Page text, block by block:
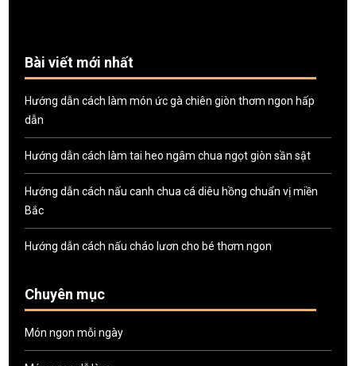
Bài viết mới nhất
Hướng dẫn cách làm món ức gà chiên giòn thơm ngon hấp
dẫn
Hướng dẫn cách làm tai heo ngâm chua ngọt giòn sần sật
Hướng dẫn cách nấu canh chua cá diêu hồng chuẩn vị miền
Bắc
Hướng dẫn cách nấu cháo lươn cho bé thơm ngon
Chuyên mục
Món ngon mỗi ngày